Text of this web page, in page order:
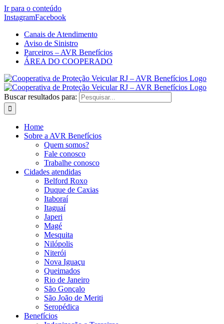
Ir para o conteúdo
InstagramFacebook
Canais de Atendimento
Aviso de Sinistro
Parceiros – AVR Benefícios
ÁREA DO COOPERADO
Buscar resultados para:
Home
Sobre a AVR Benefícios
Quem somos?
Fale conosco
Trabalhe conosco
Cidades atendidas
Belford Roxo
Duque de Caxias
Itaboraí
Itaguaí
Japeri
Magé
Mesquita
Nilópolis
Niterói
Nova Iguaçu
Queimados
Rio de Janeiro
São Gonçalo
São João de Meriti
Seropédica
Benefícios